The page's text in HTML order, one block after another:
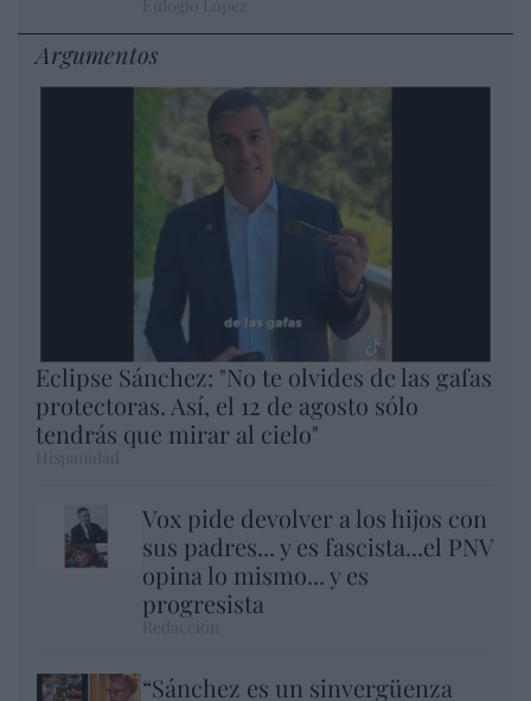
Argumentos
Eclipse Sánchez: "No te olvides de las gafas
protectoras. Así, el 12 de agosto sólo
tendrás que mirar al cielo"
Vox pide devolver a los hijos con
sus padres... y es fascista...el PNV
opina lo mismo... y es
progresista
“Sánchez es un sinvergüenza